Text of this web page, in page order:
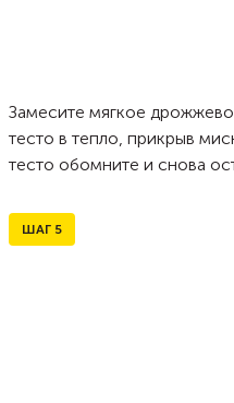
Замесите мягкое
тесто в тепло, прикрыв
тесто обомните и снова
ШАГ 5